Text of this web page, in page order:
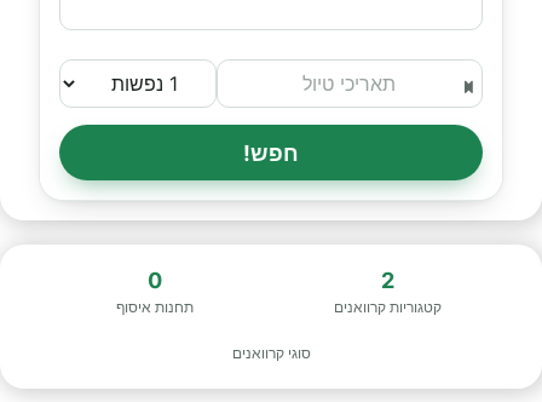
חפש!
2
קטגוריות קרוואנים
0
תחנות איסוף
סוגי קרוואנים